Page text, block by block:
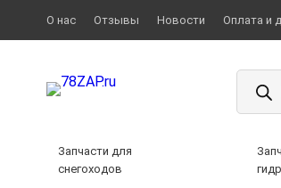
О нас Отзывы Новости Оплата и
Поиск
Запчасти для
снегоходов